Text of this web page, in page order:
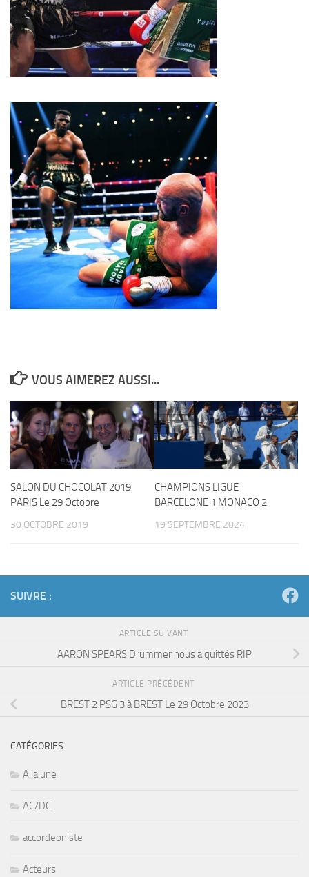
VOUS AIMEREZ AUSSI...
SALON DU CHOCOLAT 2019
PARIS Le 29 Octobre
30 OCTOBRE 2019
CHAMPIONS LIGUE
BARCELONE 1 MONACO 2
19 SEPTEMBRE 2024
SUIVRE :
ARTICLE SUIVANT
AARON SPEARS Drummer nous a quittés RIP
ARTICLE PRÉCÉDENT
BREST 2 PSG 3 à BREST Le 29 Octobre 2023
CATÉGORIES
A la une
AC/DC
accordeoniste
Acteurs